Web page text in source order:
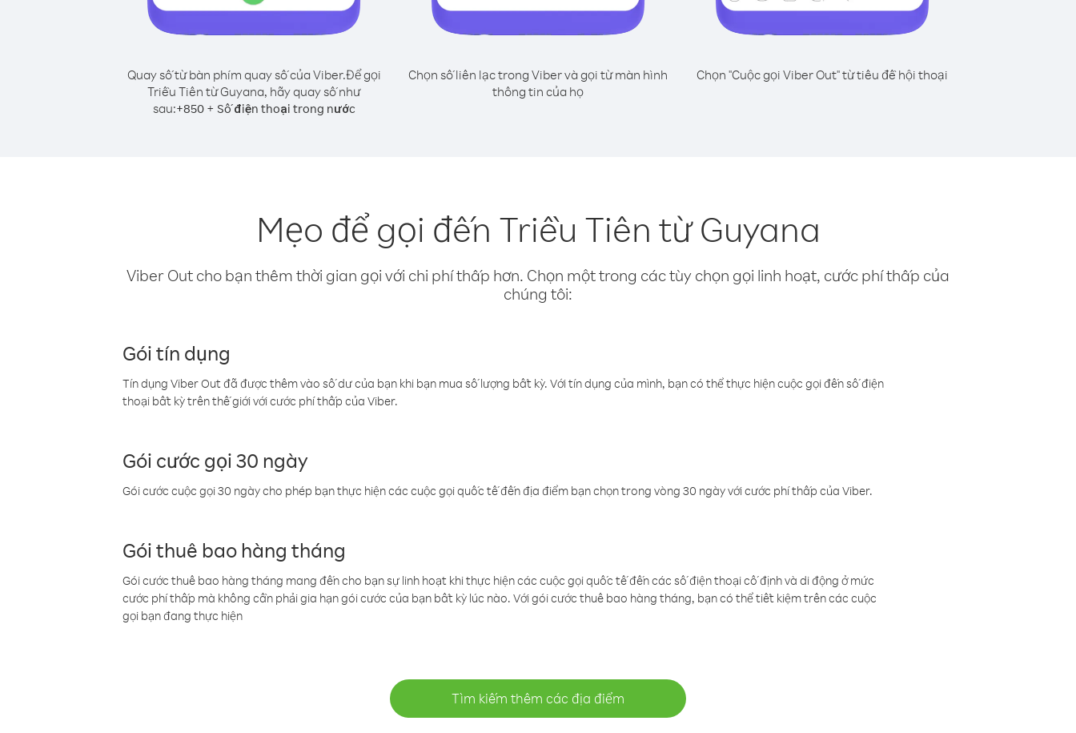
Quay số từ bàn phím quay số của Viber.Để gọi
Triều Tiên từ Guyana, hãy quay số như
sau:+850+ Số điện thoại trong nước
Chọn số liên lạc trong Viber và gọi từ màn hình
thông tin của họ
Chọn "Cuộc gọi Viber Out" từ tiêu đề hội thoại
Mẹo để gọi đến Triều Tiên từ Guyana
Viber Out cho bạn thêm thời gian gọi với chi phí thấp hơn. Chọn một trong các tùy chọn gọi linh hoạt, cước phí thấp của
chúng tôi:
Gói tín dụng
Tín dụng Viber Out đã được thêm vào số dư của bạn khi bạn mua số lượng bất kỳ. Với tín dụng của mình, bạn có thể thực hiện cuộc gọi đến số điện
thoại bất kỳ trên thế giới với cước phí thấp của Viber.
Gói cước gọi 30 ngày
Gói cước cuộc gọi 30 ngày cho phép bạn thực hiện các cuộc gọi quốc tế đến địa điểm bạn chọn trong vòng 30 ngày với cước phí thấp của Viber.
Gói thuê bao hàng tháng
Gói cước thuê bao hàng tháng mang đến cho bạn sự linh hoạt khi thực hiện các cuộc gọi quốc tế đến các số điện thoại cố định và di động ở mức
cước phí thấp mà không cần phải gia hạn gói cước của bạn bất kỳ lúc nào. Với gói cước thuê bao hàng tháng, bạn có thể tiết kiệm trên các cuộc
gọi bạn đang thực hiện
Tìm kiếm thêm các địa điểm